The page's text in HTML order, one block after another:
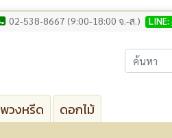
02-538-8667 (9:00-18:00 จ.-ส.) LINE:
พวงหรีด ดอกไม้